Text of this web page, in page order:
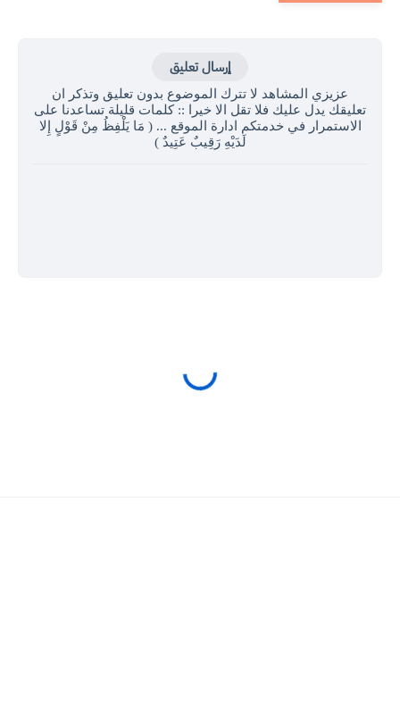
إرسال تعليق
عزيزي المشاهد لا تترك الموضوع بدون تعليق وتذكر ان
تعليقك يدل عليك فلا تقل الا خيرا :: كلمات قليلة تساعدنا على
الاستمرار في خدمتكم ادارة الموقع ... ( مَا يَلْفِظُ مِنْ قَوْلٍ إِلا
لَدَيْهِ رَقِيبٌ عَتِيدٌ )